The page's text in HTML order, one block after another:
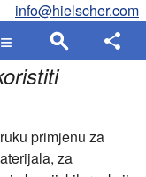
info@hielscher.com
primjenu za
za